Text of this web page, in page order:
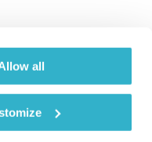
all